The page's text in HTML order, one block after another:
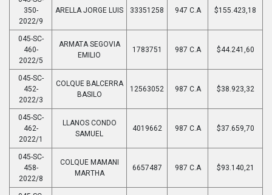
350-
2022/9
ARELLA JORGE LUIS 33351258 947 C.A $155.423,18
045-SC-
460-
2022/5
ARMATA SEGOVIA
EMILIO
1783751 987 C.A $44.241,60
045-SC-
452-
2022/3
COLQUE BALCERRA
BASILO
12563052 987 C.A $38.923,32
045-SC-
462-
2022/1
LLANOS CONDO
SAMUEL
4019662 987 C.A $37.659,70
045-SC-
458-
2022/8
COLQUE MAMANI
MARTHA
6657487 987 C.A $93.140,21